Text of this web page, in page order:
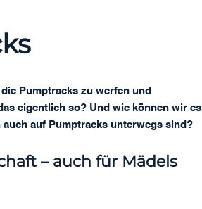
Pumptracks zu werfen und
eigentlich so? Und wie können wir es
auf Pumptracks unterwegs sind?
– auch für Mädels